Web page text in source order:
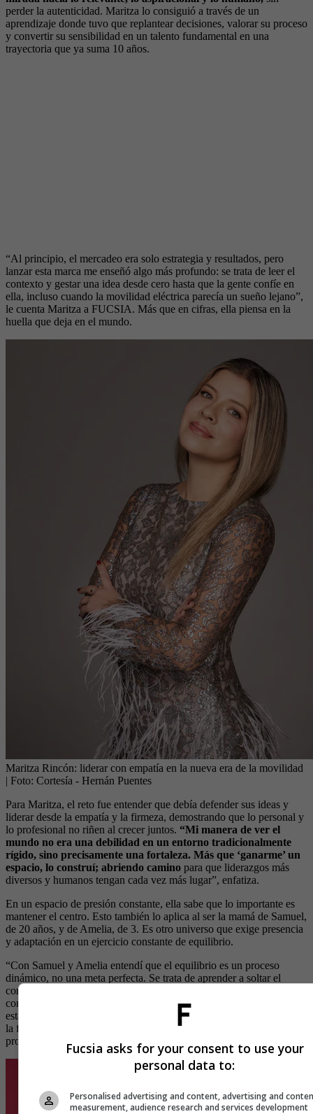
perder la autenticidad. Maritza lo consiguió a través de un
aprendizaje donde tuvo que replantear decisiones, valorar su proceso
y convertir su sensibilidad en un talento fundamental en una
trayectoria que ya suma 10 años.
“Al principio, el mercadeo era solo estrategia y resultados, pero
lanzar esta marca me enseñó algo más profundo: se trata de leer el
contexto y gestar una idea desde cero hasta que la gente confíe en
ella, incluso cuando la movilidad eléctrica parecía un sueño lejano”,
le cuenta Maritza a FUCSIA. Más que en cifras, ella piensa en la
huella que deja en el mundo.
Maritza Rincón: liderar con empatía en la nueva era de la movilidad
| Foto: Cortesía - Hernán Puentes
Para Maritza, el reto fue entender que debía defender sus ideas y
liderar desde la empatía y la firmeza, demostrando que lo personal y
lo profesional no riñen al crecer juntos. “Mi manera de ver el
mundo no era una debilidad en un entorno tradicionalmente
rígido, sino precisamente una fortaleza. Más que ‘ganarme’ un
espacio, lo construí; abriendo camino para que liderazgos más
diversos y humanos tengan cada vez más lugar”, enfatiza.
En un espacio de presión constante, ella sabe que lo importante es
mantener el centro. Esto también lo aplica al ser la mamá de Samuel,
de 20 años, y de Amelia, de 3. Es otro universo que exige presencia
y adaptación en un ejercicio constante de equilibrio.
“Con Samuel y Amelia entendí que el equilibrio es un proceso
dinámico, no una meta perfecta. Se trata de aprender a soltar el
control y disfrutar cada etapa, entendiendo que tanto en mi carrera
como en mi casa, el valor real está en el acto de cuidar, construir y
estar presente”, reflexiona Maritza, quien busca heredar a sus hijos
la fidelidad a sí mismos y el amor que la define como mujer y
profesional.
Fucsia asks for your consent to use your
personal data to:
Personalised advertising and content, advertising and
measurement, audience research and services development